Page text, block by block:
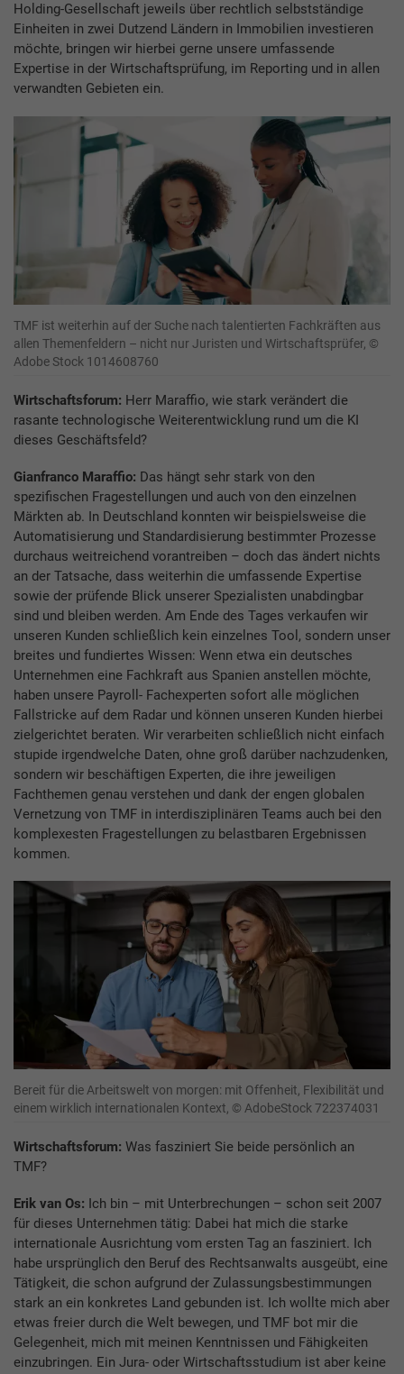
Holding-Gesellschaft jeweils über rechtlich selbstständige
Einheiten in zwei Dutzend Ländern in Immobilien investieren
möchte, bringen wir hierbei gerne unsere umfassende
Expertise in der Wirtschaftsprüfung, im Reporting und in allen
verwandten Gebieten ein.
TMF ist weiterhin auf der Suche nach talentierten Fachkräften aus
allen Themenfeldern – nicht nur Juristen und Wirtschaftsprüfer, ©
Adobe Stock 1014608760
Wirtschaftsforum: Herr Maraffio, wie stark verändert die
rasante technologische Weiterentwicklung rund um die KI
dieses Geschäftsfeld?
Gianfranco Maraffio: Das hängt sehr stark von den
spezifischen Fragestellungen und auch von den einzelnen
Märkten ab. In Deutschland konnten wir beispielsweise die
Automatisierung und Standardisierung bestimmter Prozesse
durchaus weitreichend vorantreiben – doch das ändert nichts
an der Tatsache, dass weiterhin die umfassende Expertise
sowie der prüfende Blick unserer Spezialisten unabdingbar
sind und bleiben werden. Am Ende des Tages verkaufen wir
unseren Kunden schließlich kein einzelnes Tool, sondern unser
breites und fundiertes Wissen: Wenn etwa ein deutsches
Unternehmen eine Fachkraft aus Spanien anstellen möchte,
haben unsere Payroll- Fachexperten sofort alle möglichen
Fallstricke auf dem Radar und können unseren Kunden hierbei
zielgerichtet beraten. Wir verarbeiten schließlich nicht einfach
stupide irgendwelche Daten, ohne groß darüber nachzudenken,
sondern wir beschäftigen Experten, die ihre jeweiligen
Fachthemen genau verstehen und dank der engen globalen
Vernetzung von TMF in interdisziplinären Teams auch bei den
komplexesten Fragestellungen zu belastbaren Ergebnissen
kommen.
Bereit für die Arbeitswelt von morgen: mit Offenheit, Flexibilität und
einem wirklich internationalen Kontext, © AdobeStock 722374031
Wirtschaftsforum: Was fasziniert Sie beide persönlich an
TMF?
Erik van Os: Ich bin – mit Unterbrechungen – schon seit 2007
für dieses Unternehmen tätig: Dabei hat mich die starke
internationale Ausrichtung vom ersten Tag an fasziniert. Ich
habe ursprünglich den Beruf des Rechtsanwalts ausgeübt, eine
Tätigkeit, die schon aufgrund der Zulassungsbestimmungen
stark an ein konkretes Land gebunden ist. Ich wollte mich aber
etwas freier durch die Welt bewegen, und TMF bot mir die
Gelegenheit, mich mit meinen Kenntnissen und Fähigkeiten
einzubringen. Ein Jura- oder Wirtschaftsstudium ist aber keine